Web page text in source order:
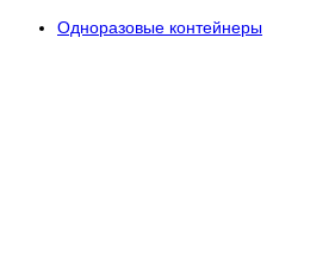
Одноразовые контейнеры